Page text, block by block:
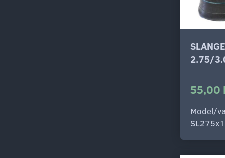
2.75/
55,00
Model/